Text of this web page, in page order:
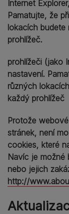
Internet
Pamatujte, že
lokacích budete
prohlížeč.
prohlížeči (jako
nastavení.
různých
každý prohlížeč
Protože
stránek, není
cookies, které
Navíc je
nebo jejich
http://